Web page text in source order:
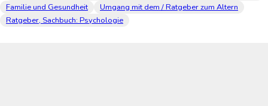
Familie und Gesundheit
Umgang mit dem / Ratgeber zum Altern
Ratgeber, Sachbuch: Psychologie